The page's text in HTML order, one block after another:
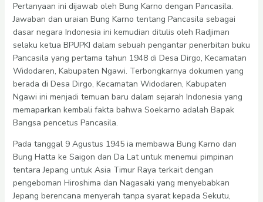
Pertanyaan ini dijawab oleh Bung Karno dengan Pancasila.
Jawaban dan uraian Bung Karno tentang Pancasila sebagai
dasar negara Indonesia ini kemudian ditulis oleh Radjiman
selaku ketua BPUPKI dalam sebuah pengantar penerbitan buku
Pancasila yang pertama tahun 1948 di Desa Dirgo, Kecamatan
Widodaren, Kabupaten Ngawi. Terbongkarnya dokumen yang
berada di Desa Dirgo, Kecamatan Widodaren, Kabupaten
Ngawi ini menjadi temuan baru dalam sejarah Indonesia yang
memaparkan kembali fakta bahwa Soekarno adalah Bapak
Bangsa pencetus Pancasila.
Pada tanggal 9 Agustus 1945 ia membawa Bung Karno dan
Bung Hatta ke Saigon dan Da Lat untuk menemui pimpinan
tentara Jepang untuk Asia Timur Raya terkait dengan
pengeboman Hiroshima dan Nagasaki yang menyebabkan
Jepang berencana menyerah tanpa syarat kepada Sekutu,